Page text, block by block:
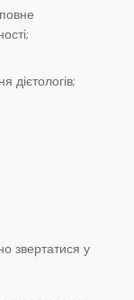
дієтологів;
звертатися у